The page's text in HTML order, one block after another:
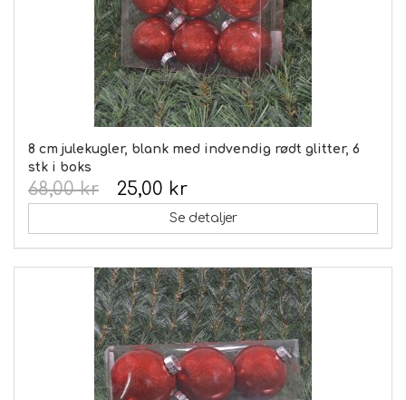
8 cm julekugler, blank med indvendig rødt glitter, 6
stk i boks
25,00 kr
68,00 kr
Se detaljer